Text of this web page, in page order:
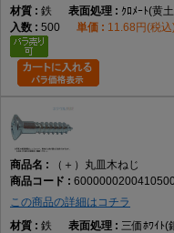
鉄
ｸﾛﾒｰﾄ(黄
500
11.68円(税込
（＋）丸皿木ねじ
この商品の詳細はコチラ
鉄
三価ﾎﾜｲﾄ(